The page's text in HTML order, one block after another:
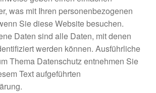
was mit Ihren personenbezogenen
Sie diese Website besuchen.
Daten sind alle Daten, mit denen
werden können. Ausführliche
Thema Datenschutz entnehmen Sie
Text aufgeführten